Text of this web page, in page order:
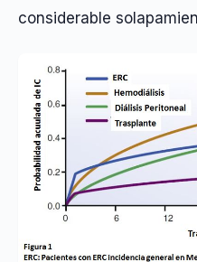
considerable